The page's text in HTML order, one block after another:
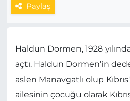
Paylaş
Haldun Dormen, 1928
açtı. Haldun Dormen’in
aslen Manavgatlı olup
ailesinin çocuğu olarak
SAĞLIK
SPOR
MAGAZİN
Haber Arşivi